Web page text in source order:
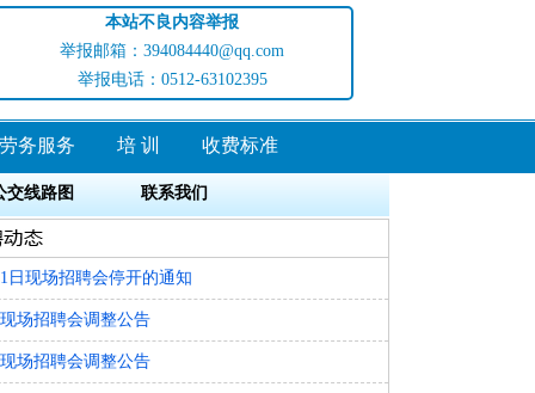
本站不良内容举报
举报邮箱：394084440@qq.com
举报电话：0512-63102395
劳务服务 培 训 收费标准
交线路图 联系我们
日现场招聘会停开的通知
场招聘会调整公告
场招聘会调整公告